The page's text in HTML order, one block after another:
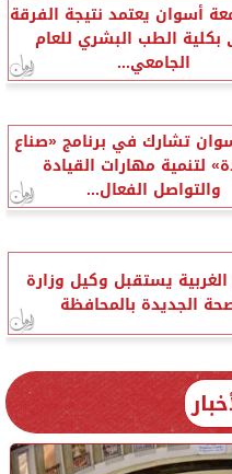
أسوان يعتمد نتيجة الفرقة
بكلية الطب البشري للعام
الجامعي...
تشارك في برنامج «صناع
لتنمية مهارات القيادة
والتواصل الفعال...
يستقبل وكيل وزارة
الجديدة بالمحافظة